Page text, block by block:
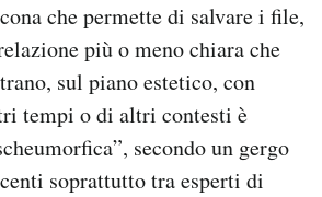
che permette di salvare i file,
più o meno chiara che
sul piano estetico, con
tempi o di altri contesti è
secondo un gergo
soprattutto tra esperti di